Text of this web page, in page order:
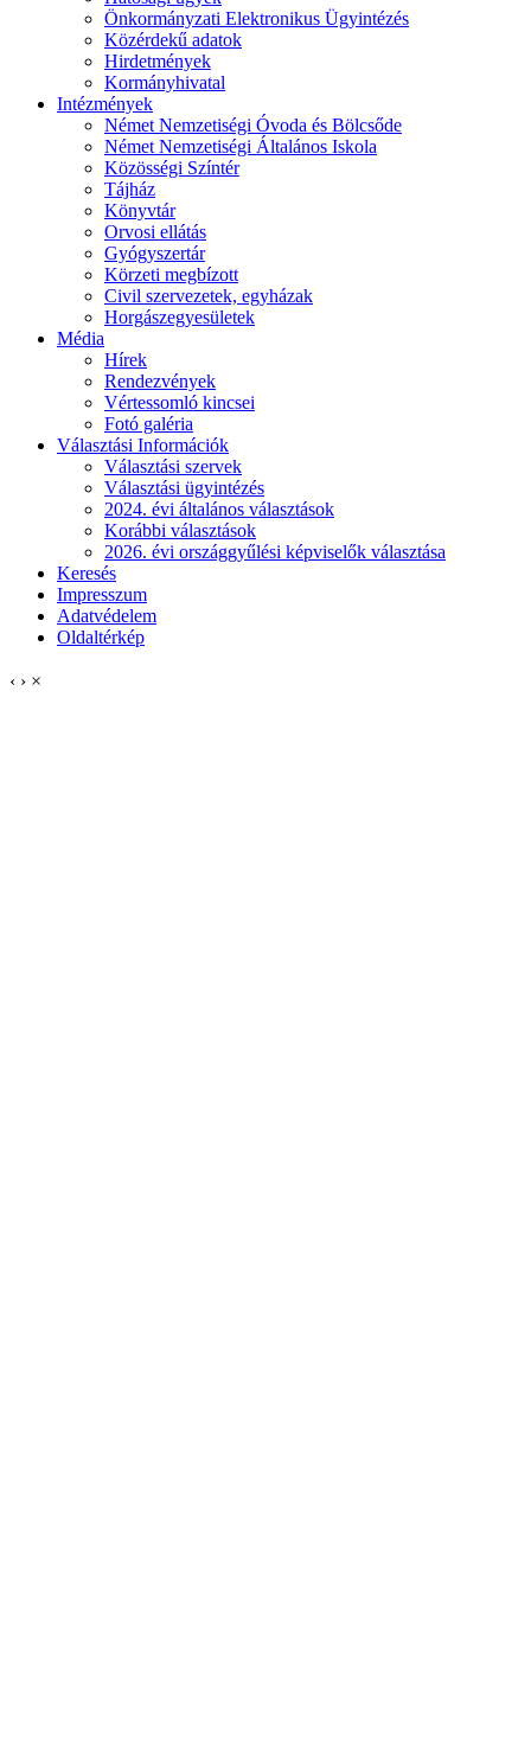
Önkormányzati Elektronikus Ügyintézés
Közérdekű adatok
Hirdetmények
Kormányhivatal
Intézmények
Német Nemzetiségi Óvoda és Bölcsőde
Német Nemzetiségi Általános Iskola
Közösségi Színtér
Tájház
Könyvtár
Orvosi ellátás
Gyógyszertár
Körzeti megbízott
Civil szervezetek, egyházak
Horgászegyesületek
Média
Hírek
Rendezvények
Vértessomló kincsei
Fotó galéria
Választási Információk
Választási szervek
Választási ügyintézés
2024. évi általános választások
Korábbi választások
2026. évi országgyűlési képviselők választása
Keresés
Impresszum
Adatvédelem
Oldaltérkép
‹ › ×